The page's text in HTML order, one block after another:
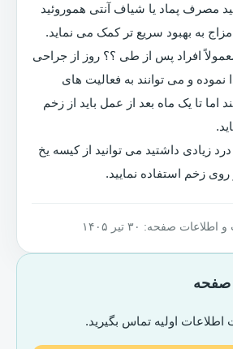
مصرف پماد یا شیاف آنتی هموروئید
به بهبود سریع تر کمک می نماید.
افراد پس از طی ؟؟ روز از جراحی
نموده و می توانند به فعالیت های
اما تا یک ماه بعد از عمل باید از زخم
زیادی داشتید می توانید از کیسه یخ
زخم استفاده نمایید.
صفحه: ۳۰ تیر ۱۴۰۵
صفحه
اولیه تماس بگیرید.